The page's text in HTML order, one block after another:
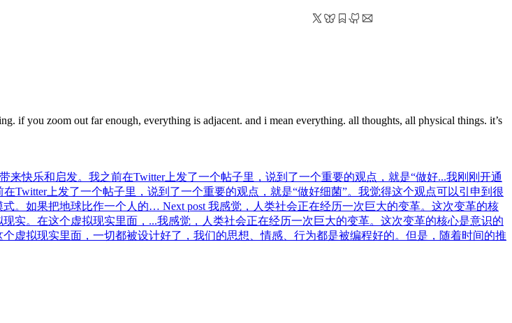
if you zoom out far enough, everything is adjacent. and i mean everything. all thoughts, all physical things. it’s
快乐和启发。我之前在Twitter上发了一个帖子里，说到了一个重要的观点，就是“做好...我刚刚开通
上发了一个帖子里，说到了一个重要的观点，就是“做好细菌”。我觉得这个观点可以引申到很
式。如果把地球比作一个人的… Next post 我感觉，人类社会正在经历一次巨大的变革。这次变革的核
实。在这个虚拟现实里面，...我感觉，人类社会正在经历一次巨大的变革。这次变革的核心是意识的
虚拟现实里面，一切都被设计好了，我们的思想、情感、行为都是被编程好的。但是，随着时间的推